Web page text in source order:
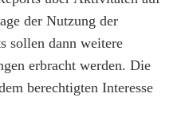
der Nutzung der
sollen dann weitere
erbracht werden. Die
berechtigten Interesse